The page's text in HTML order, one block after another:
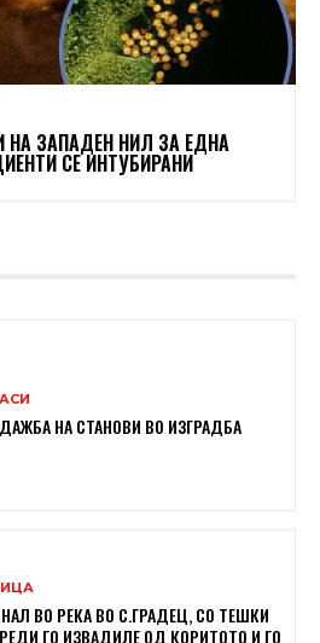
ЗАПАДЕН НИЛ ЗА ЕДНА
СЕ ИНТУБИРАНИ
НА СТАНОВИ ВО ИЗГРАДБА
ВО РЕКА ВО С.ГРАДЕЦ, СО ТЕШКИ
ГО ИЗВАДИЛЕ ОД КОРИТОТО И ГО